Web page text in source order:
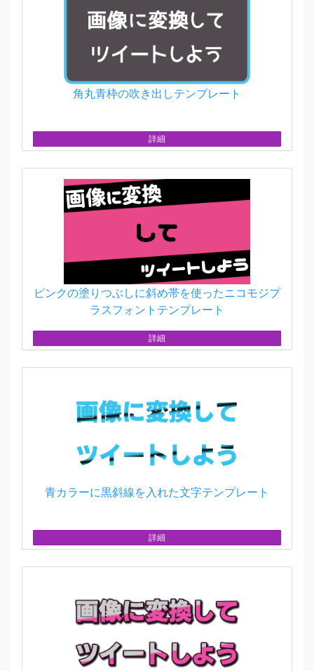
角丸青枠の吹き出しテンプレート
詳細
ピンクの塗りつぶしに斜め帯を使ったニコモジプ
ラスフォントテンプレート
詳細
青カラーに黒斜線を入れた文字テンプレート
詳細